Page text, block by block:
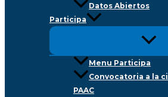
Datos Abiertos
Participa
Menu Participa
Convocatoria a la
PAAC